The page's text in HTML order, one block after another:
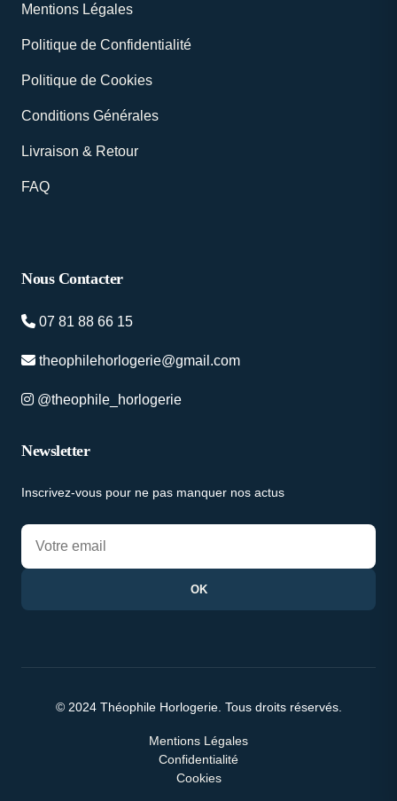
Mentions Légales
Politique de Confidentialité
Politique de Cookies
Conditions Générales
Livraison & Retour
FAQ
Nous Contacter
07 81 88 66 15
theophilehorlogerie@gmail.com
@theophile_horlogerie
Newsletter
Inscrivez-vous pour ne pas manquer nos actus
OK
© 2024 Théophile Horlogerie. Tous droits réservés.
Mentions Légales
Confidentialité
Cookies